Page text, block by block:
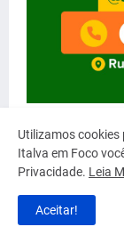
MAIS LIDAS
Utilizamos
Italva em Foco
Privacidade. Leia
Aceitar!